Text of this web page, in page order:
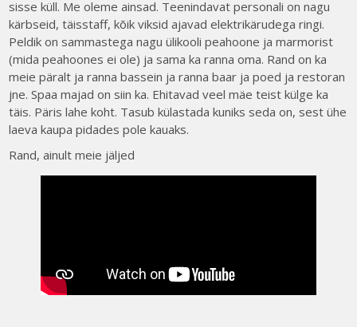
sisse küll. Me oleme ainsad. Teenindavat personali on nagu
kärbseid, täisstaff, kõik viksid ajavad elektrikärudega ringi.
Peldik on sammastega nagu ülikooli peahoone ja marmorist
(mida peahoones ei ole) ja sama ka ranna oma. Rand on ka
meie päralt ja ranna bassein ja ranna baar ja poed ja restoran
jne. Spaa majad on siin ka. Ehitavad veel mäe teist külge ka
täis. Päris lahe koht. Tasub külastada kuniks seda on, sest ühe
laeva kaupa pidades pole kauaks.
Rand, ainult meie jäljed